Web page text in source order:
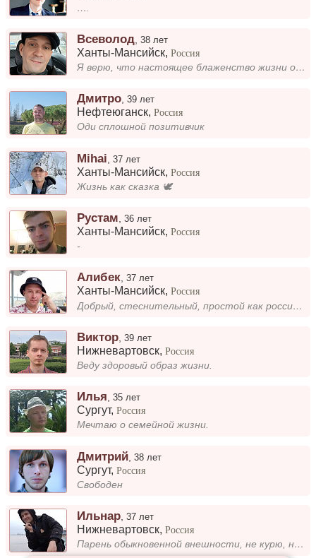
….
Всеволод ,38 лет
Ханты-Мансийск,Россия
Я верю, что настоящее блаженство жизни открывается только тем, кто сам стоял у края пропасти. Именно такие моменты помог...
Дмитро,39 лет
Нефтеюганск,Россия
Оди сплошной позитивчик
Mihai ,37 лет
Ханты-Мансийск,Россия
Жизнь как сказка 🕊️
Рустам ,36 лет
Ханты-Мансийск,Россия
-
Алибек,37 лет
Ханты-Мансийск,Россия
Добрый, стеснительный, простой как российский рубль, в спонсорах не нуждаюсь (только в моральном и сeксуальном)...
Виктор ,39 лет
Нижневартовск,Россия
Веду здоровый образ жизни.
Илья,35 лет
Сургут,Россия
Мечтаю о семейной жизни.
Дмитрий ,38 лет
Сургут,Россия
Свободен
Ильнар ,37 лет
Нижневартовск,Россия
Парень обыкновенной внешности, не курю, не пью, работаю, если что-то интересует -задавай вопрос ! Ищу девушку, для серь...